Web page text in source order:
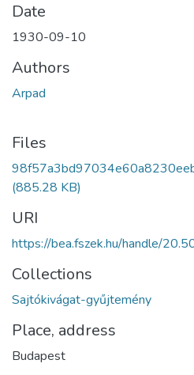
Date
1930-09-10
Authors
Arpad
Files
(885.28 KB)
URI
https://bea.fszek.hu/handle/
Collections
Sajtókivágat-gyűjtemény
Place, address
Budapest